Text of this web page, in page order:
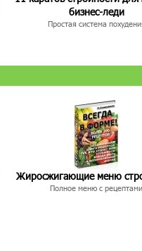
бизнес-леди
Простая система
Жиросжигающие меню
Полное меню с рецептами